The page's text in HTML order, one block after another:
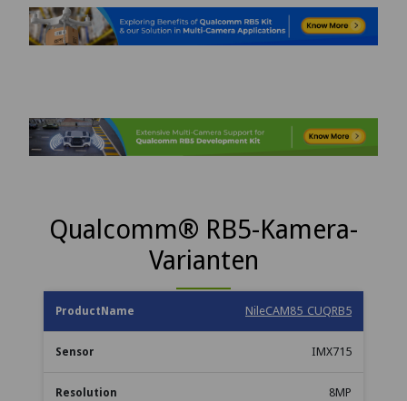
Qualcomm® RB5-Kamera-
Varianten
Produktname Sensor Auflösung Chrom
NileCAM85_CUQRB5
IMX715
8MP